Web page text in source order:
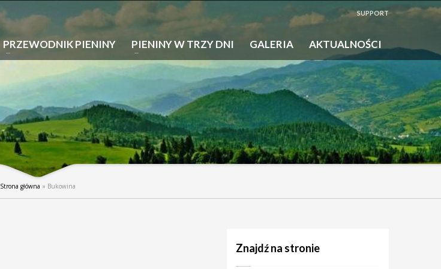
SUPPORT
PRZEWODNIK PIENINY PIENINY W TRZY DNI GALERIA AKTUALNOŚCI
Strona główna » Bukowina
Znajdź na stronie